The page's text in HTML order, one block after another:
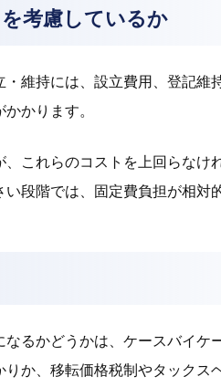
考慮しているか
・維持には、設立費用、登記
かります。
これらのコストを上回らなけ
段階では、固定費負担が相対
なるかどうかは、ケースバイ
りか、移転価格税制やタック